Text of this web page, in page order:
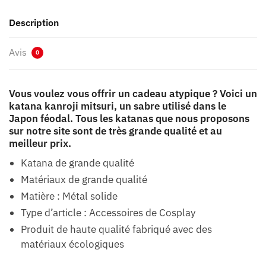
Description
Avis 0
Vous voulez vous offrir un cadeau atypique ? Voici un
katana kanroji mitsuri, un sabre utilisé dans le
Japon féodal. Tous les katanas que nous proposons
sur notre site sont de très grande qualité et au
meilleur prix.
Katana de grande qualité
Matériaux de grande qualité
Matière : Métal solide
Type d’article : Accessoires de Cosplay
Produit de haute qualité fabriqué avec des
matériaux écologiques